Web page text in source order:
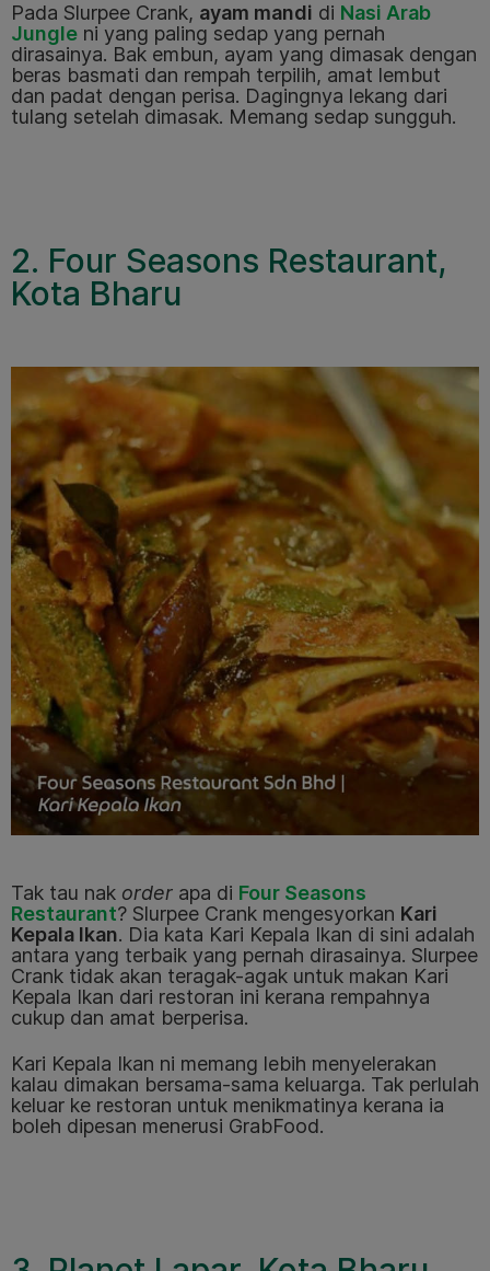
Pada Slurpee Crank, ayam mandi di Nasi Arab
Jungle ni yang paling sedap yang pernah
dirasainya. Bak embun, ayam yang dimasak dengan
beras basmati dan rempah terpilih, amat lembut
dan padat dengan perisa. Dagingnya lekang dari
tulang setelah dimasak. Memang sedap sungguh.
2. Four Seasons Restaurant,
Kota Bharu
Tak tau nak order apa di Four Seasons
Restaurant? Slurpee Crank mengesyorkan Kari
Kepala Ikan. Dia kata Kari Kepala Ikan di sini adalah
antara yang terbaik yang pernah dirasainya. Slurpee
Crank tidak akan teragak-agak untuk makan Kari
Kepala Ikan dari restoran ini kerana rempahnya
cukup dan amat berperisa.
Kari Kepala Ikan ni memang lebih menyelerakan
kalau dimakan bersama-sama keluarga. Tak perlulah
keluar ke restoran untuk menikmatinya kerana ia
boleh dipesan menerusi GrabFood.